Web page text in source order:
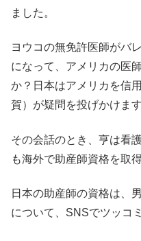
ました。
ヨウコの無免許医師がバ
になって、アメリカの医
か？日本はアメリカを信
賀）が疑問を投げかけます
その会話のとき、亨は看
も海外で助産師資格を取
日本の助産師の資格は、
について、SNSでツッコ